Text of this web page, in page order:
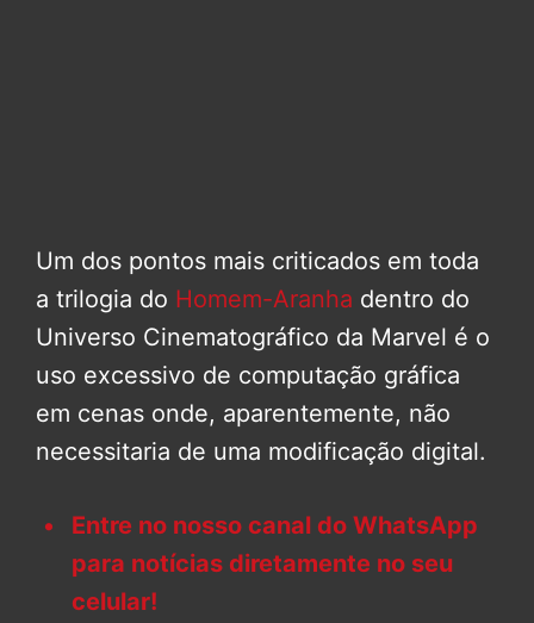
Um dos pontos mais criticados em toda
a trilogia do Homem-Aranha dentro do
Universo Cinematográfico da Marvel é o
uso excessivo de computação gráfica
em cenas onde, aparentemente, não
necessitaria de uma modificação digital.
Entre no nosso canal do WhatsApp
para notícias diretamente no seu
celular!